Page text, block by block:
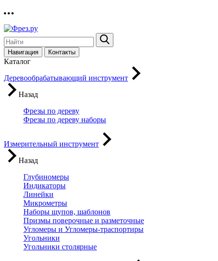
Навигация Контакты
Каталог
Деревообрабатывающий инструмент
Назад
Фрезы по дереву
Фрезы по дереву наборы
Измерительный инструмент
Назад
Глубиномеры
Индикаторы
Линейки
Микрометры
Наборы щупов, шаблонов
Призмы поверочные и разметочные
Угломеры и Угломеры-траспортиры
Угольники
Угольники столярные